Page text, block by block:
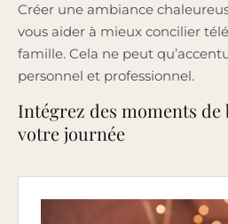
Créer une ambiance
vous aider à mieux concilier
famille. Cela ne peut
personnel et professionnel.
Intégrez des moments
votre journée